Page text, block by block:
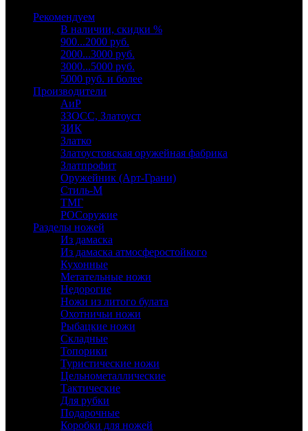
Рекомендуем
В наличии, скидки %
900...2000 руб.
2000...3000 руб.
3000...5000 руб.
5000 руб. и более
Производители
АиР
ЗЗОСС, Златоуст
ЗИК
Златко
Златоустовская оружейная фабрика
Златпрофит
Оружейник (Арт-Грани)
Стиль-М
ТМГ
РОСоружие
Разделы ножей
Из дамаска
Из дамаска атмосферостойкого
Кухонные
Метательные ножи
Недорогие
Ножи из литого булата
Охотничьи ножи
Рыбацкие ножи
Складные
Топорики
Туристические ножи
Цельнометаллические
Тактические
Для рубки
Подарочные
Коробки для ножей